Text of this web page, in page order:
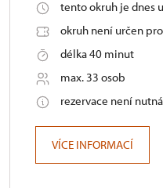
tento okruh je dnes
okruh není určen
délka 40 minut
max. 33 osob
rezervace není nutná
VÍCE INFORMACÍ